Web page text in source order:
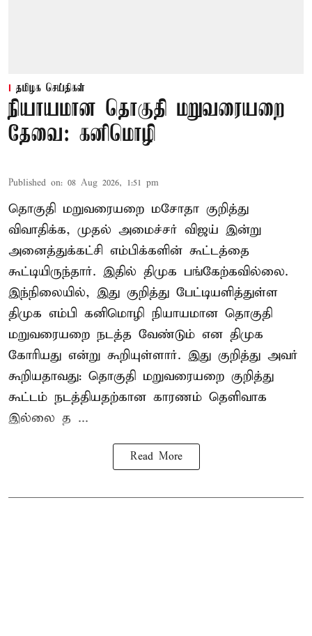
தமிழக செய்திகள்
நியாயமான தொகுதி மறுவரையறை
தேவை: கனிமொழி
Published on: 08 Aug 2026, 1:51 pm
தொகுதி மறுவரையறை மசோதா குறித்து
விவாதிக்க, முதல் அமைச்சர் விஜய் இன்று
அனைத்துக்கட்சி எம்பிக்களின் கூட்டத்தை
கூட்டியிருந்தார். இதில் திமுக பங்கேற்கவில்லை.
இந்நிலையில், இது குறித்து பேட்டியளித்துள்ள
திமுக எம்பி கனிமொழி நியாயமான தொகுதி
மறுவரையறை நடத்த வேண்டும் என திமுக
கோரியது என்று கூறியுள்ளார். இது குறித்து அவர்
கூறியதாவது: தொகுதி மறுவரையறை குறித்து
கூட்டம் நடத்தியதற்கான காரணம் தெளிவாக
இல்லை த ...
Read More